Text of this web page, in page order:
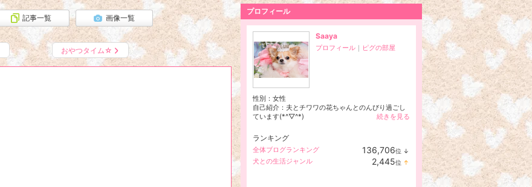
記事一覧 画像一覧
おやつタイム☆
プロフィール
Saaya
プロフィール ｜ ピグの部屋
性別： 女性
自己紹介：夫とチワワの花ちゃんとのんびり過ごし
ています(*^▽^*)
続きを見る
ランキング
全体ブログランキング 136,706位 ↓
犬との生活ジャンル 2,445位 ↑